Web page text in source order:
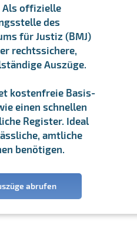
Als offizielle
des
für Justiz (BMJ)
rechtssichere,
Auszüge.
kostenfreie Basis-
einen schnellen
Register. Ideal
amtliche
benötigen.
abrufen